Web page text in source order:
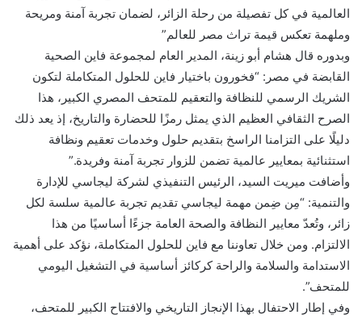
العالمية في كل تفصيلة من رحلة الزائر، لضمان تجربة آمنة ومريحة
وملهمة تعكس قيمة تراث مصر للعالم”
وبدوره قال هشام أبو زينة، المدير العام لمجموعة فاين الصحية
القابضة في مصر: “فخورون باختيار فاين للحلول المتكاملة لتكون
الشريك الرسمي للنظافة والتعقيم للمتحف المصري الكبير، هذا
الصرح الثقافي العظيم الذي يمثل رمزًا للحضارة والتاريخ، إذ يعد ذلك
دليلًا على التزامنا الراسخ بتقديم حلول وخدمات تعقيم ونظافة
استثنائية بمعايير عالمية تضمن للزوار تجربة آمنة وفريدة.”
وأضافت ميريت السيد، الرئيس التنفيذي لشركة ليجاسي للإدارة
والتنمية: “مِن ضِمن مهمة ليجاسي تقديم تجربة عالمية سلسة لكل
زائر، وتُعدّ معايير النظافة والصحة العامة جزءًا أساسيًا من هذا
الالتزام. ومن خلال تعاوننا مع فاين للحلول المتكاملة، نؤكد على أهمية
الاستدامة والسلامة والراحة كركائز أساسية في التشغيل اليومي
للمتحف”.
وفي إطار الاحتفال بهذا الإنجاز التاريخي والافتتاح الكبير للمتحف،